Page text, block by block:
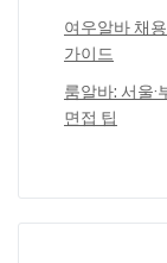
여우알바 채
가이드
룸알바: 서울
면접 팁